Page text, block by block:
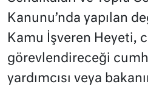
Kanunu’nda yapılan
Kamu İşveren Heyeti,
görevlendireceği
yardımcısı veya